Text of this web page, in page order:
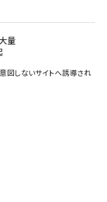
量
図しないサイトへ誘導され